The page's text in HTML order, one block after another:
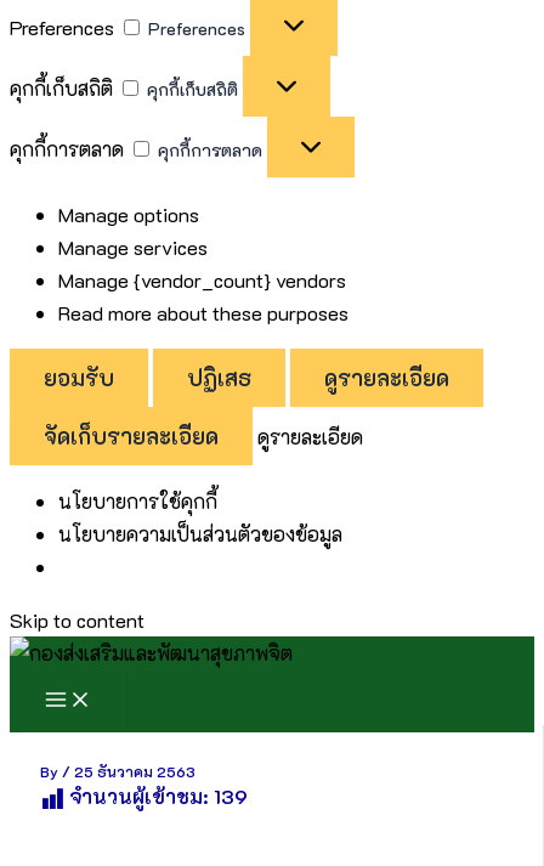
Preferences Preferences
คุกกี้เก็บสถิติ คุกกี้เก็บสถิติ
คุกกี้การตลาด คุกกี้การตลาด
Manage options
Manage services
Manage {vendor_count} vendors
Read more about these purposes
ยอมรับ ปฏิเสธ
ดูรายละเอียด
จัดเก็บรายละเอียด
ดูรายละเอียด
นโยบายการใช้คุกกี้
นโยบายความเป็นส่วนตัวของข้อมูล
Skip to content
By/25 ธันวาคม 2563
จำนวนผู้เข้าชม: 139